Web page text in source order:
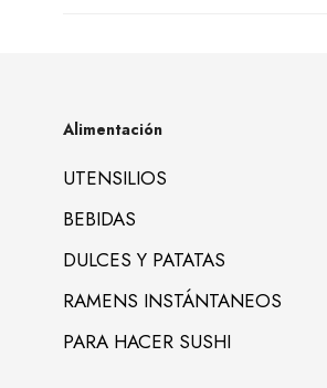
Alimentación
UTENSILIOS
BEBIDAS
DULCES Y PATATAS
RAMENS INSTÁNTANEOS
PARA HACER SUSHI